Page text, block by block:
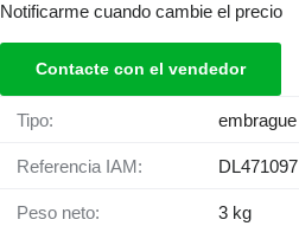
Notificarme cuando cambie el precio
Contacte con el vendedor
Tipo: embrague
Referencia IAM: DL471097
Peso neto: 3 kg